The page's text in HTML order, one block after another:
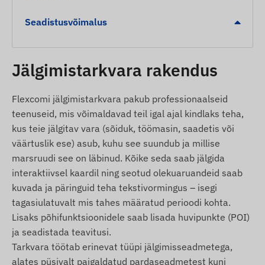
Häired
Seadme eemaldamine: Kohene teavitus, kui
seade tõmmatakse sigaretisüütajast välja.
Digitaalne piire (Geofencing): Häire määratud
tsoonidest väljumisel või sinna saabumisel.
Pakendi sisu
Juneo TK818-G 4G LTE sigaretisüütaja GPS-
jälgija
Kasutusjuhend
Kasutustingimused
Seadme normaalseks tööks on vajalik aktiivne
ühendus asukohamääramise satelliitsüsteemide
Seadistusvõimalus
Jälgimistarkvara rakendus
Flexcomi jälgimistarkvara pakub professionaalseid
teenuseid, mis võimaldavad teil igal ajal kindlaks teha,
kus teie jälgitav vara (sõiduk, töömasin, saadetis või
väärtuslik ese) asub, kuhu see suundub ja millise
marsruudi see on läbinud. Kõike seda saab jälgida
interaktiivsel kaardil ning seotud olekuaruandeid saab
kuvada ja päringuid teha tekstivormingus – isegi
tagasiulatuvalt mis tahes määratud perioodi kohta.
Lisaks põhifunktsioonidele saab lisada huvipunkte (POI)
ja seadistada teavitusi.
Tarkvara töötab erinevat tüüpi jälgimisseadmetega,
alates püsivalt paigaldatud pardaseadmetest kuni